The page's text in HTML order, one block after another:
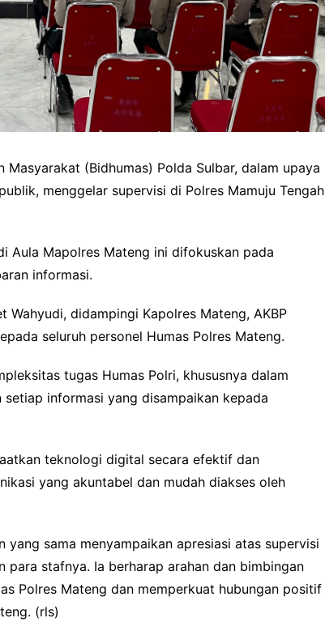
Masyarakat (Bidhumas) Polda Sulbar, dalam upaya
menggelar supervisi di Polres Mamuju Tengah
Aula Mapolres Mateng ini difokuskan pada
informasi.
Wahyudi, didampingi Kapolres Mateng, AKBP
seluruh personel Humas Polres Mateng.
tugas Humas Polri, khususnya dalam
informasi yang disampaikan kepada
teknologi digital secara efektif dan
yang akuntabel dan mudah diakses oleh
sama menyampaikan apresiasi atas supervisi
para stafnya. Ia berharap arahan dan bimbingan
Polres Mateng dan memperkuat hubungan positif
(rls)